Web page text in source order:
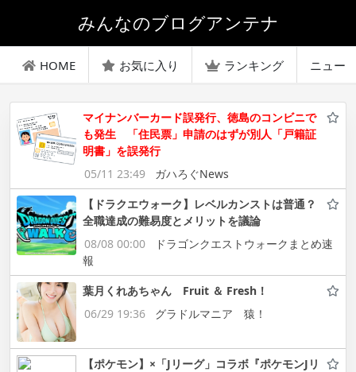
みんなのブログアンテナ
HOME お気に入り ランキング ニュー
マイナンバーカード誤発行、徳島のコンビニで
も発生 「住民票」申請のはずが別人「戸籍証
明書」を誤発行
05/11 23:49
ガハろぐNews
【ドラクエウォーク】レベルカンストは普通？
全職達成の難易度とメリットを議論
08/08 00:00
ドラゴンクエストウォークまとめ速
報
葉月くれあちゃん Fruit ＆ Fresh！
06/29 19:36
グラドルマニア 猿！
【ポケモン】×「Jリーグ」コラボ『ポケモンJリ